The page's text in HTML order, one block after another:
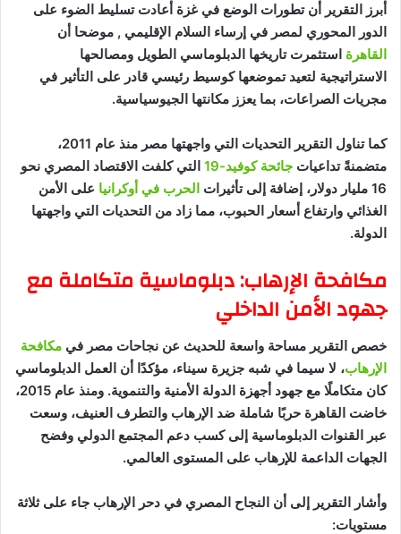
أبرز التقرير أن تطورات الوضع في غزة أعادت تسليط الضوء على
الدور المحوري لمصر في إرساء السلام الإقليمي , موضحا أن
القاهرة استثمرت تاريخها الدبلوماسي الطويل ومصالحها
الاستراتيجية لتعيد تموضعها كوسيط رئيسي قادر على التأثير في
مجريات الصراعات، بما يعزز مكانتها الجيوسياسية.
كما تناول التقرير التحديات التي واجهتها مصر منذ عام 2011،
متضمنةً تداعيات جائحة كوفيد-19
التي كلفت الاقتصاد المصري نحو
16 مليار دولار، إضافة إلى تأثيرات
الحرب في أوكرانيا على الأمن
الغذائي وارتفاع أسعار الحبوب، مما زاد من التحديات التي واجهتها
الدولة.
مكافحة الإرهاب: دبلوماسية متكاملة مع
جهود الأمن الداخلي
خصص التقرير مساحة واسعة للحديث عن نجاحات مصر في مكافحة
الإرهاب، لا سيما في شبه جزيرة سيناء، مؤكدًا أن العمل الدبلوماسي
كان متكاملًا مع جهود أجهزة الدولة الأمنية والتنموية. ومنذ عام 2015،
خاضت القاهرة حربًا شاملة ضد الإرهاب والتطرف العنيف، وسعت
عبر القنوات الدبلوماسية إلى كسب دعم المجتمع الدولي وفضح
الجهات الداعمة للإرهاب على المستوى العالمي.
وأشار التقرير إلى أن النجاح المصري في دحر الإرهاب جاء على ثلاثة
مستويات: